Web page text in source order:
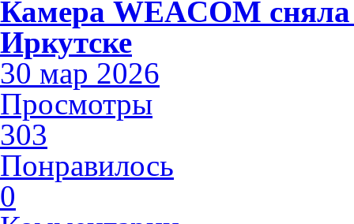
Камера WEACOM
Иркутске
30 мар 2026
Просмотры
303
Понравилось
0